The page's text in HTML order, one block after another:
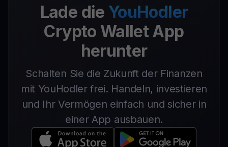
Lade die YouHodler
Crypto Wallet App
herunter
Schalten Sie die Zukunft der Finanzen
mit YouHodler frei. Handeln, investieren
und Ihr Vermögen einfach und sicher in
einer App ausbauen.